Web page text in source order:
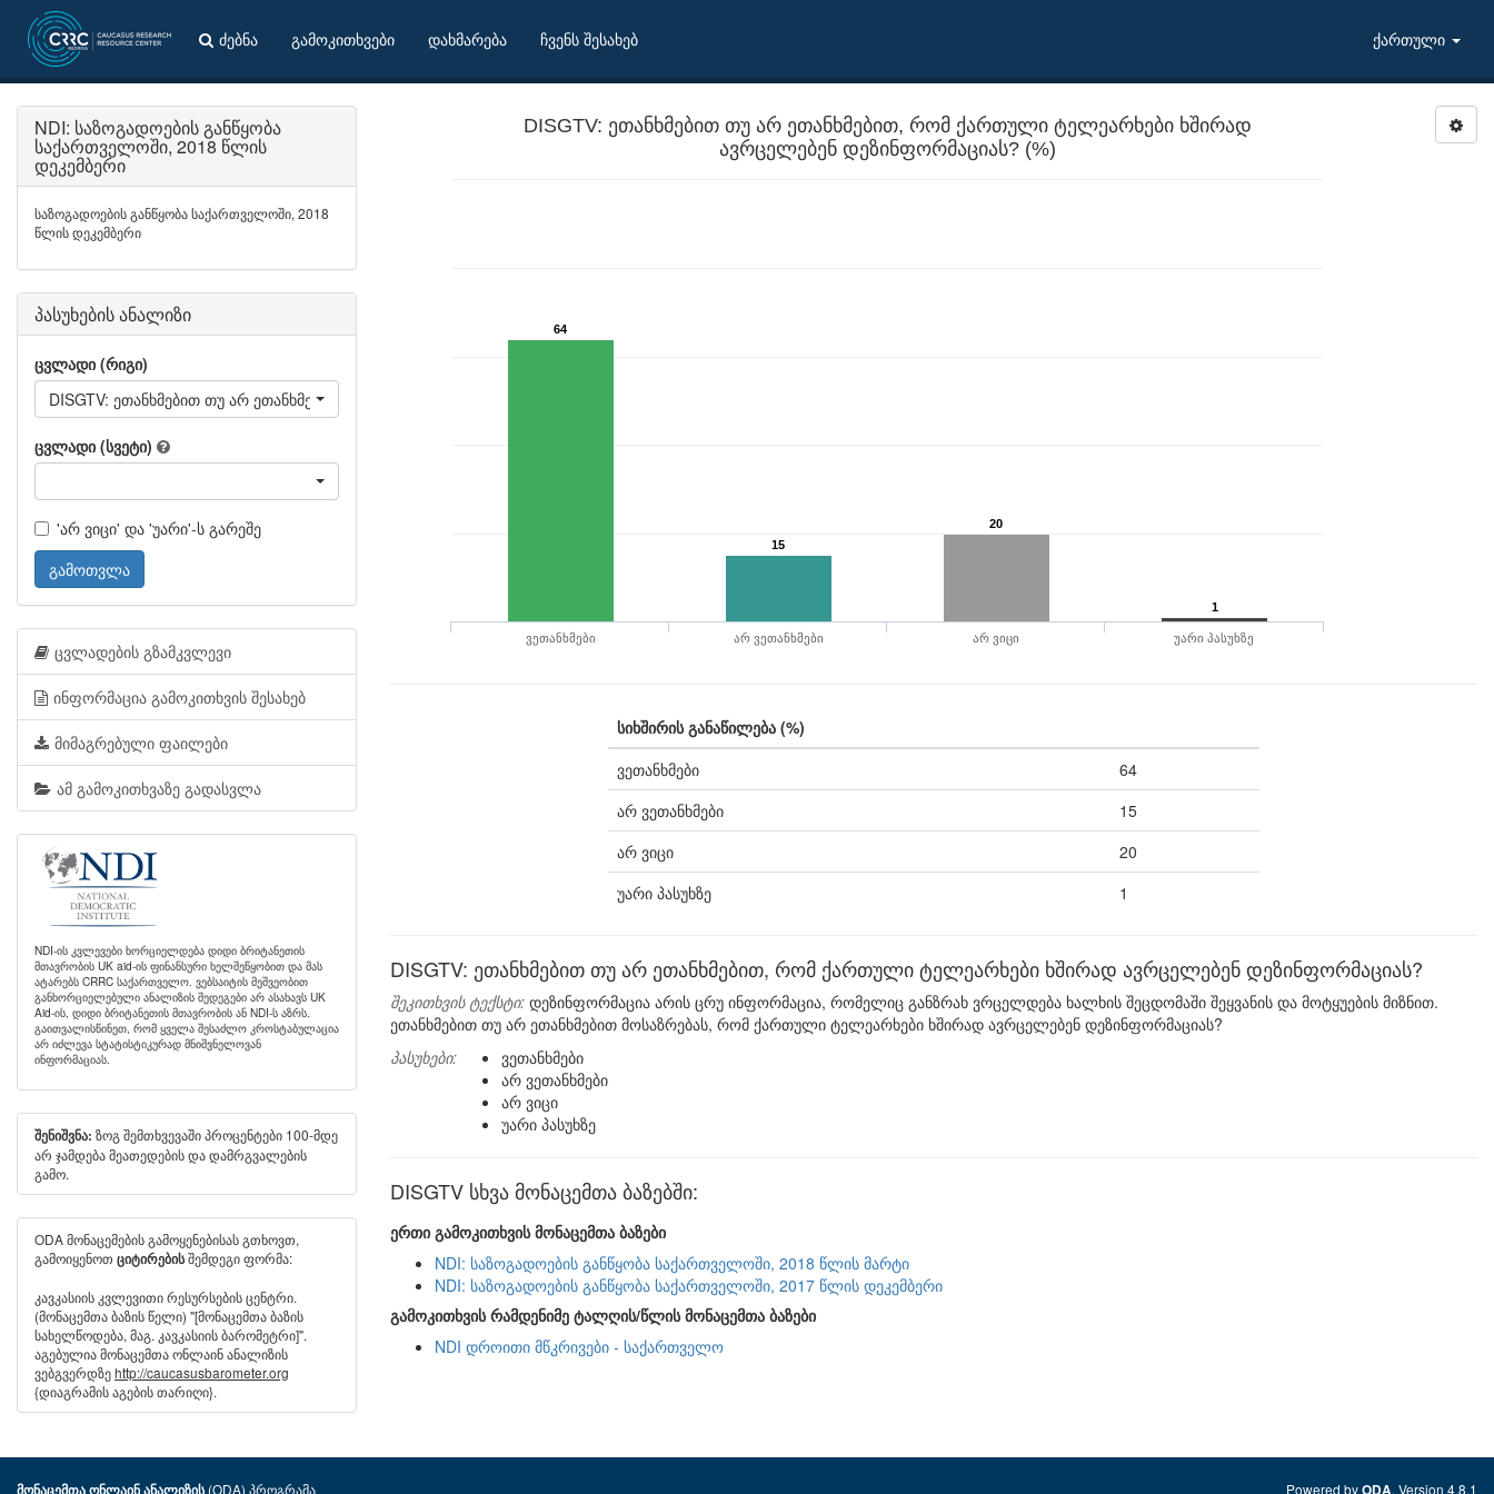
ძებნა გამოკითხვები დახმარება ჩვენს შესახებ ქართული
DISGTV: ეთანხმებით თუ არ ეთანხმებით, რომ ქართული ტელეარხები ხშირად
ავრცელებენ დეზინფორმაციას? (%)
64
15
20
1
ვეთანხმები არ ვეთანხმები არ ვიცი უარი პასუხზე
სიხშირის განაწილება (%)
ვეთანხმები
64
არ ვეთანხმები
15
არ ვიცი
20
უარი პასუხზე
1
DISGTV: ეთანხმებით თუ არ ეთანხმებით, რომ ქართული ტელეარხები ხშირად ავრცელებენ დეზინფორმაციას?
შეკითხვის ტექსტი: დეზინფორმაცია არის ცრუ ინფორმაცია, რომელიც განზრახ ვრცელდება ხალხის შეცდომაში შეყვანის და მოტყუების მიზნით.
ეთანხმებით თუ არ ეთანხმებით მოსაზრებას, რომ ქართული ტელეარხები ხშირად ავრცელებენ დეზინფორმაციას?
პასუხები:
ვეთანხმები
არ ვეთანხმები
არ ვიცი
უარი პასუხზე
DISGTV სხვა მონაცემთა ბაზებში:
ერთი გამოკითხვის მონაცემთა ბაზები
NDI: საზოგადოების განწყობა საქართველოში, 2018 წლის მარტი
NDI: საზოგადოების განწყობა საქართველოში, 2017 წლის დეკემბერი
გამოკითხვის რამდენიმე ტალღის/წლის მონაცემთა ბაზები
NDI დროითი მწკრივები - საქართველო
NDI: საზოგადოების განწყობა
საქართველოში, 2018 წლის
დეკემბერი
საზოგადოების განწყობა საქართველოში, 2018
წლის დეკემბერი
პასუხების ანალიზი
ცვლადი (რიგი)
DISGTV: ეთანხმებით თუ არ ეთანხმებით, რომ ქართული ტელეარხები ხშირად ავრცელებენ დეზინფორმაციას?
ცვლადი (სვეტი)
'არ ვიცი' და 'უარი'-ს გარეშე
გამოთვლა
ცვლადების გზამკვლევი
ინფორმაცია გამოკითხვის შესახებ
მიმაგრებული ფაილები
ამ გამოკითხვაზე გადასვლა
NDI-ის კვლევები ხორციელდება დიდი ბრიტანეთის
მთავრობის UK aid-ის ფინანსური ხელშეწყობით და მას
ატარებს CRRC საქართველო. ვებსაიტის მეშვეობით
განხორციელებული ანალიზის შედეგები არ ასახავს UK
Aid-ის, დიდი ბრიტანეთის მთავრობის ან NDI-ს აზრს.
გაითვალისწინეთ, რომ ყველა შესაძლო კროსტაბულაცია
არ იძლევა სტატისტიკურად მნიშვნელოვან
ინფორმაციას.
შენიშვნა: ზოგ შემთხვევაში პროცენტები 100-მდე
არ ჯამდება მეათედების და დამრგვალების
გამო.
ODA მონაცემების გამოყენებისას გთხოვთ,
გამოიყენოთ ციტირებისშემდეგი ფორმა:
კავკასიის კვლევითი რესურსების ცენტრი.
(მონაცემთა ბაზის წელი) "[მონაცემთა ბაზის
სახელწოდება, მაგ. კავკასიის ბარომეტრი]".
აგებულია მონაცემთა ონლაინ ანალიზის
ვებგვერდზეhttp://caucasusbarometer.org
{დიაგრამის აგების თარიღი}.
მონაცემთა ონლაინ ანალიზის(ODA) პროგრამა Powered byODA. Version 4.8.1